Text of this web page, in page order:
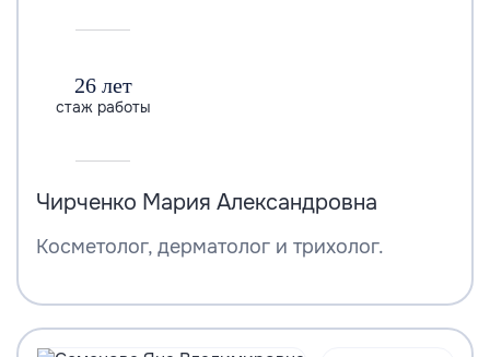
26 лет
стаж работы
Чирченко Мария Александровна
Косметолог, дерматолог и трихолог.